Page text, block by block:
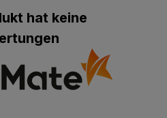
hat keine